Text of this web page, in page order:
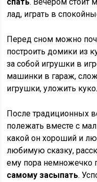
лад, играть в
Перед сном можно
построить домики из
за собой игрушки в
машинки в гараж,
игрушки, уложить
После традиционных
полежать вместе с
какой он хороший и
любимую сказку,
ему пора немножечко
самому засыпать.